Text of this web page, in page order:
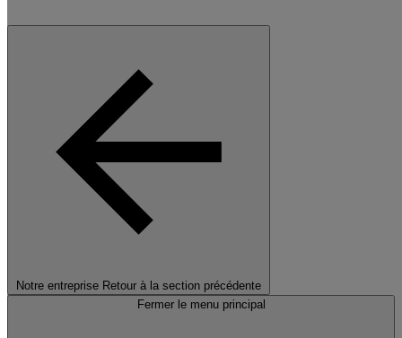
Notre entreprise Retour à la section précédente
Fermer le menu principal